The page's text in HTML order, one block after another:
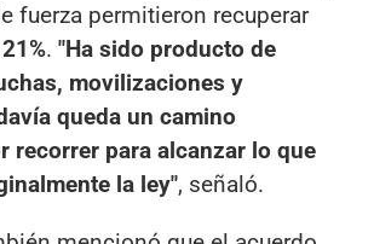
fuerza permitieron recuperar
21%. "Ha sido producto de
movilizaciones y
queda un camino
recorrer para alcanzar lo que
la ley", señaló.